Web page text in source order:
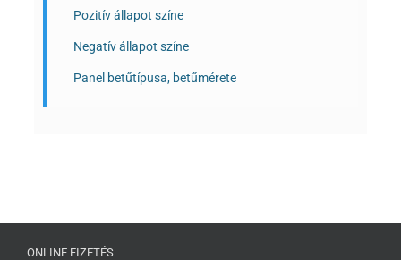
Pozitív állapot színe
Negatív állapot színe
Panel betűtípusa, betűmérete
ONLINE FIZETÉS